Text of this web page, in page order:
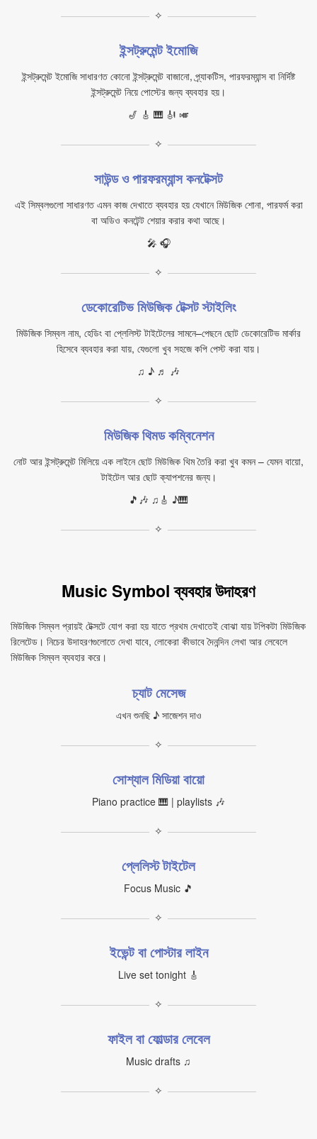
✧
ইন্সট্রুমেন্ট ইমোজি
ইন্সট্রুমেন্ট ইমোজি সাধারণত কোনো ইন্সট্রুমেন্ট বাজানো, প্র্যাকটিস, পারফরম্যান্স বা নির্দিষ্ট
ইন্সট্রুমেন্ট নিয়ে পোস্টের জন্য ব্যবহার হয়।
🎷 🎸 🎹 🎻 🎺
✧
সাউন্ড ও পারফরম্যান্স কনটেক্সট
এই সিম্বলগুলো সাধারণত এমন কাজ দেখাতে ব্যবহার হয় যেখানে মিউজিক শোনা, পারফর্ম করা
বা অডিও কনটেন্ট শেয়ার করার কথা আছে।
🎤 🎧
✧
ডেকোরেটিভ মিউজিক টেক্সট স্টাইলিং
মিউজিক সিম্বল নাম, হেডিং বা প্লেলিস্ট টাইটেলের সামনে–পেছনে ছোট ডেকোরেটিভ মার্কার
হিসেবে ব্যবহার করা যায়, যেগুলো খুব সহজে কপি পেস্ট করা যায়।
♫ ♪ ♬ 🎶
✧
মিউজিক থিমড কম্বিনেশন
নোট আর ইন্সট্রুমেন্ট মিলিয়ে এক লাইনে ছোট মিউজিক থিম তৈরি করা খুব কমন – যেমন বায়ো,
টাইটেল আর ছোট ক্যাপশনের জন্য।
🎵🎶 ♫🎸 ♪🎹
✧
Music Symbol ব্যবহার উদাহরণ
মিউজিক সিম্বল প্রায়ই টেক্সটে যোগ করা হয় যাতে প্রথম দেখাতেই বোঝা যায় টপিকটা মিউজিক
রিলেটেড। নিচের উদাহরণগুলোতে দেখা যাবে, লোকেরা কীভাবে দৈনন্দিন লেখা আর লেবেলে
মিউজিক সিম্বল ব্যবহার করে।
চ্যাট মেসেজ
এখন শুনছি ♪ সাজেশন দাও
✧
সোশ্যাল মিডিয়া বায়ো
Piano practice 🎹 | playlists 🎶
✧
প্লেলিস্ট টাইটেল
Focus Music 🎵
✧
ইভেন্ট বা পোস্টার লাইন
Live set tonight 🎸
✧
ফাইল বা ফোল্ডার লেবেল
Music drafts ♫
✧